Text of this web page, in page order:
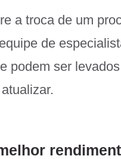
a troca de um
de
podem ser